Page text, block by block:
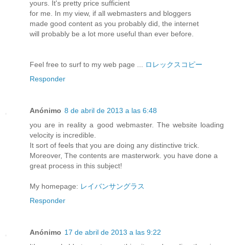
yours. It's pretty price sufficient
for me. In my view, if all webmasters and bloggers
made good content as you probably did, the internet
will probably be a lot more useful than ever before.
Feel free to surf to my web page ...
ロレックスコピー
Responder
Anónimo 8 de abril de 2013 a las 6:48
you are in reality a good webmaster. The website loading
velocity is incredible.
It sort of feels that you are doing any distinctive trick.
Moreover, The contents are masterwork. you have done a
great process in this subject!
My homepage: レイバンサングラス
Responder
Anónimo 17 de abril de 2013 a las 9:22